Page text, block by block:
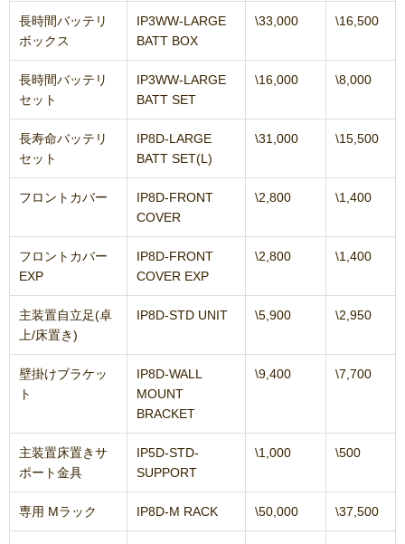
長時間バッテリ
ボックス
IP3WW-LARGE
BATT BOX
\33,000 \16,500
長時間バッテリ
セット
IP3WW-LARGE
BATT SET
\16,000 \8,000
長寿命バッテリ
セット
IP8D-LARGE
BATT SET(L)
\31,000 \15,500
フロントカバー
IP8D-FRONT
COVER
\2,800 \1,400
フロントカバー
EXP
IP8D-FRONT
COVER EXP
\2,800 \1,400
主装置自立足(卓
上/床置き)
IP8D-STD UNIT \5,900 \2,950
壁掛けブラケッ
ト
IP8D-WALL
MOUNT
BRACKET
\9,400 \7,700
主装置床置きサ
ポート金具
IP5D-STD-
SUPPORT
\1,000 \500
専用 Mラック IP8D-M RACK \50,000 \37,500